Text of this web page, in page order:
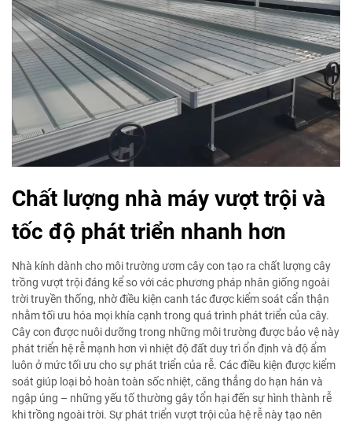
Chất lượng nhà máy vượt trội và
tốc độ phát triển nhanh hơn
Nhà kính dành cho môi trường ươm cây con tạo ra chất lượng cây
trồng vượt trội đáng kể so với các phương pháp nhân giống ngoài
trời truyền thống, nhờ điều kiện canh tác được kiểm soát cẩn thận
nhằm tối ưu hóa mọi khía cạnh trong quá trình phát triển của cây.
Cây con được nuôi dưỡng trong những môi trường được bảo vệ này
phát triển hệ rễ mạnh hơn vì nhiệt độ đất duy trì ổn định và độ ẩm
luôn ở mức tối ưu cho sự phát triển của rễ. Các điều kiện được kiểm
soát giúp loại bỏ hoàn toàn sốc nhiệt, căng thẳng do hạn hán và
ngập úng – những yếu tố thường gây tổn hại đến sự hình thành rễ
khi trồng ngoài trời. Sự phát triển vượt trội của hệ rễ này tạo nên